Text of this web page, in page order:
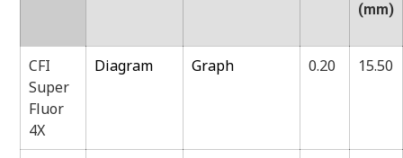
(mm)
CFI
Super
Fluor
4X
Diagram Graph 0.20 15.50